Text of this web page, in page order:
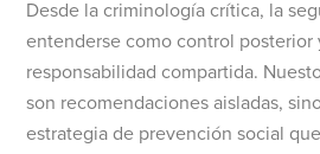
Desde la criminología crítica, la
entenderse como control posterior
responsabilidad compartida.
son recomendaciones aisladas,
estrategia de prevención social